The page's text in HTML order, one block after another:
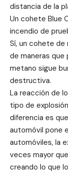
distancia de la
Un cohete Blue
incendio de
Sí, un cohete
de maneras que
metano sigue
destructiva.
La reacción de
tipo de
diferencia es
automóvil pone
automóviles, la
veces mayor
creando lo que